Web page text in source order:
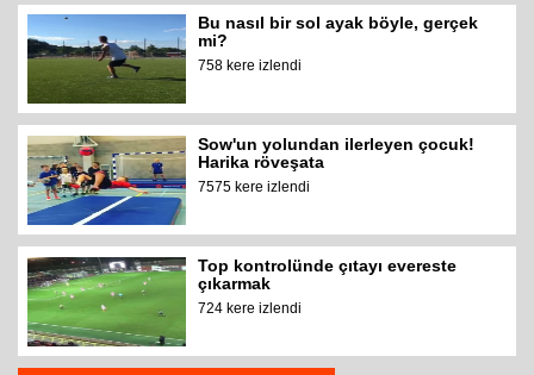
Bu nasıl bir sol ayak böyle, gerçek
mi?
758 kere izlendi
Sow'un yolundan ilerleyen çocuk!
Harika röveşata
7575 kere izlendi
Top kontrolünde çıtayı evereste
çıkarmak
724 kere izlendi